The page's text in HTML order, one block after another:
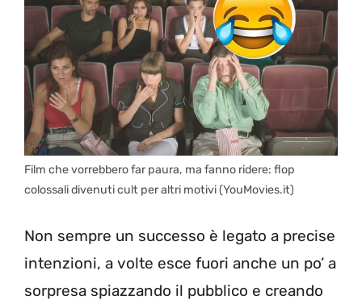
Film che vorrebbero far paura, ma fanno ridere: flop
colossali divenuti cult per altri motivi (YouMovies.it)
Non sempre un successo è legato a precise
intenzioni, a volte esce fuori anche un po’ a
sorpresa spiazzando il pubblico e creando